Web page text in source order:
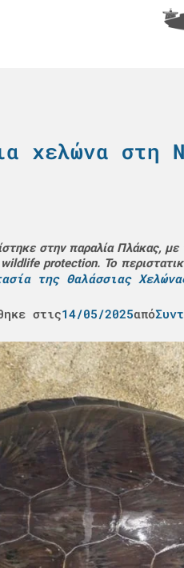
χελώνα στη
στην παραλία Πλάκας,
protection. Το
της Θαλάσσιας
στις14/05/2025από